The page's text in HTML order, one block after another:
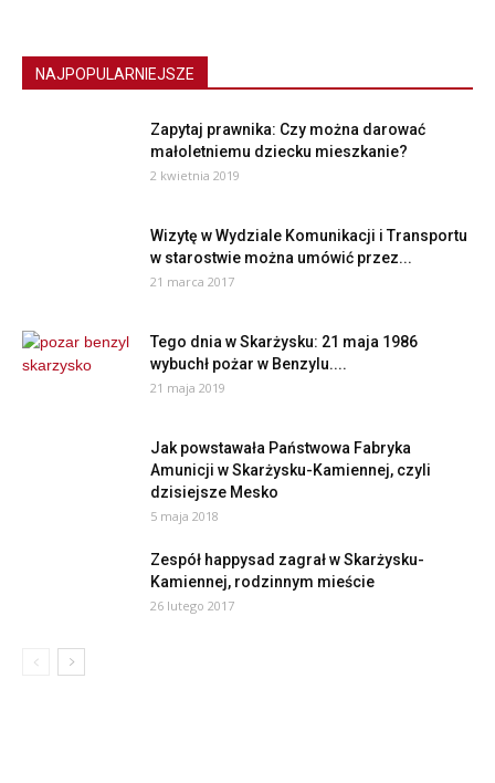
NAJPOPULARNIEJSZE
Zapytaj prawnika: Czy można darować
małoletniemu dziecku mieszkanie?
2 kwietnia 2019
Wizytę w Wydziale Komunikacji i Transportu
w starostwie można umówić przez...
21 marca 2017
Tego dnia w Skarżysku: 21 maja 1986
wybuchł pożar w Benzylu....
21 maja 2019
Jak powstawała Państwowa Fabryka
Amunicji w Skarżysku-Kamiennej, czyli
dzisiejsze Mesko
5 maja 2018
Zespół happysad zagrał w Skarżysku-
Kamiennej, rodzinnym mieście
26 lutego 2017